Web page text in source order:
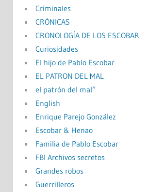
Criminales
CRÓNICAS
CRONOLOGÍA DE LOS ESCOBAR
Curiosidades
El hijo de Pablo Escobar
EL PATRON DEL MAL
el patrón del mal”
English
Enrique Parejo González
Escobar & Henao
Familia de Pablo Escobar
FBI Archivos secretos
Grandes robos
Guerrilleros